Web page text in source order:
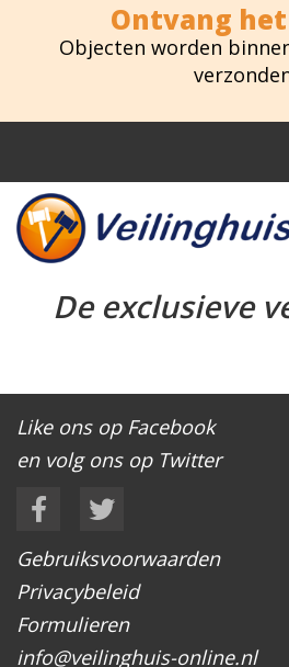
Ontvang
Objecten worden
De exclusieve
Like ons op Facebook
en volg ons op Twitter
Gebruiksvoorwaarden
Privacybeleid
Formulieren
info@veilinghuis-online.nl